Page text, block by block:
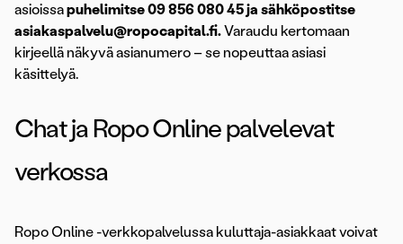
asioissapuhelimitse 09 856 080 45 ja sähköpostitse
asiakaspalvelu@ropocapital.fi.Varaudu kertomaan
kirjeellä näkyvä asianumero – se nopeuttaa asiasi
käsittelyä.
Chat ja Ropo Online palvelevat
verkossa
Ropo Online -verkkopalvelussa kuluttaja-asiakkaat voivat